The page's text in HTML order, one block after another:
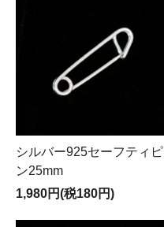
シルバー925セーフティピ
ン25mm
1,980円(税180円)